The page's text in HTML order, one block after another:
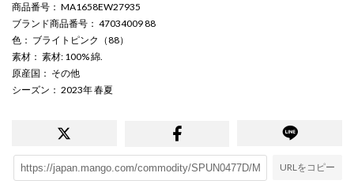
商品番号 ： MA1658EW27935
ブランド商品番号 ： 47034009 88
色 ： ブライトピンク（88）
素材 ： 素材: 100% 綿.
原産国 ： その他
シーズン ： 2023年 春夏
URLをコピー